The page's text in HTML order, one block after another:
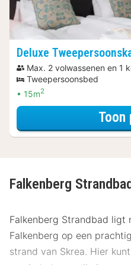
Deluxe
Max. 2 volwassenen en 1
Tweepersoonsbed
15m2
Toon
Falkenberg Strandbad
Falkenberg Strandbad ligt
Falkenberg op een
strand van Skrea. Hier